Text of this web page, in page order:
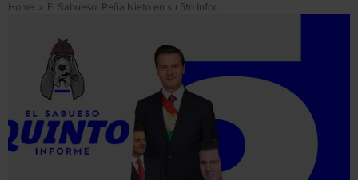
Home > El Sabueso: Peña Nieto en su 5to Informe de Gobierno, ¿mentiras o verdades?